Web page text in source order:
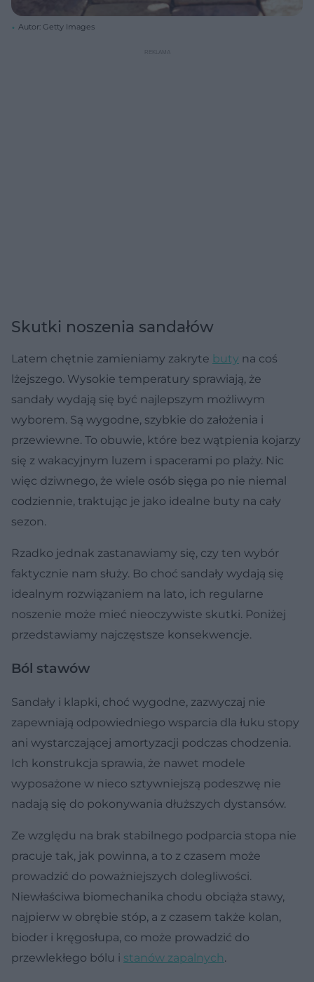
Autor: Getty Images
Skutki noszenia sandałów
Latem chętnie zamieniamy zakryte buty na coś
lżejszego. Wysokie temperatury sprawiają, że
sandały wydają się być najlepszym możliwym
wyborem. Są wygodne, szybkie do założenia i
przewiewne. To obuwie, które bez wątpienia kojarzy
się z wakacyjnym luzem i spacerami po plaży. Nic
więc dziwnego, że wiele osób sięga po nie niemal
codziennie, traktując je jako idealne buty na cały
sezon.
Rzadko jednak zastanawiamy się, czy ten wybór
faktycznie nam służy. Bo choć sandały wydają się
idealnym rozwiązaniem na lato, ich regularne
noszenie może mieć nieoczywiste skutki. Poniżej
przedstawiamy najczęstsze konsekwencje.
Ból stawów
Sandały i klapki, choć wygodne, zazwyczaj nie
zapewniają odpowiedniego wsparcia dla łuku stopy
ani wystarczającej amortyzacji podczas chodzenia.
Ich konstrukcja sprawia, że nawet modele
wyposażone w nieco sztywniejszą podeszwę nie
nadają się do pokonywania dłuższych dystansów.
Ze względu na brak stabilnego podparcia stopa nie
pracuje tak, jak powinna, a to z czasem może
prowadzić do poważniejszych dolegliwości.
Niewłaściwa biomechanika chodu obciąża stawy,
najpierw w obrębie stóp, a z czasem także kolan,
bioder i kręgosłupa, co może prowadzić do
przewlekłego bólu i stanów zapalnych.